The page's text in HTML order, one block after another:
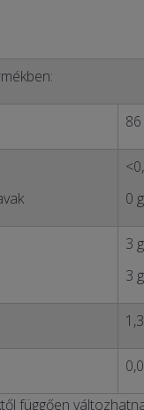
86
0 g
3 g
3 g
függően